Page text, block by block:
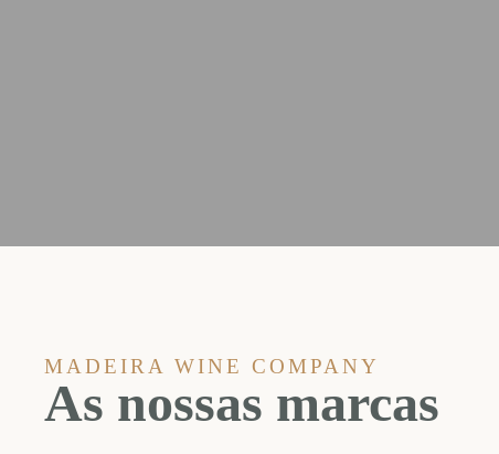
MADEIRA WINE COMPANY
As nossas marcas